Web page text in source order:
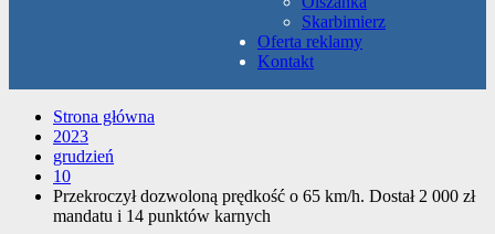
Skarbimierz
Oferta reklamy
Kontakt
Strona główna
2023
grudzień
10
Przekroczył dozwoloną prędkość o 65 km/h. Dostał 2 000 zł
mandatu i 14 punktów karnych